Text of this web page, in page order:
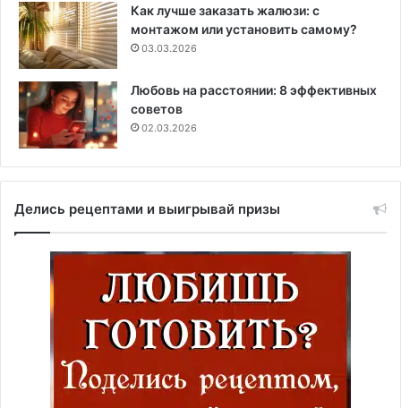
Как лучше заказать жалюзи: с
монтажом или установить самому?
03.03.2026
Любовь на расстоянии: 8 эффективных
советов
02.03.2026
Делись рецептами и выигрывай призы